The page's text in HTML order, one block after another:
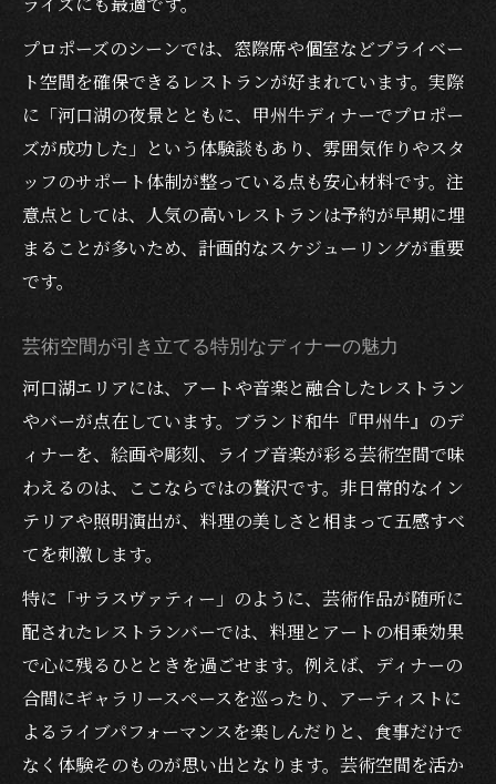
プロポーズのシーンでは、窓際席や個室などプライベー
ト空間を確保できるレストランが好まれています。実際
に「河口湖の夜景とともに、甲州牛ディナーでプロポー
ズが成功した」という体験談もあり、雰囲気作りやスタ
ッフのサポート体制が整っている点も安心材料です。注
意点としては、人気の高いレストランは予約が早期に埋
まることが多いため、計画的なスケジューリングが重要
です。
芸術空間が引き立てる特別なディナーの魅力
河口湖エリアには、アートや音楽と融合したレストラン
やバーが点在しています。ブランド和牛『甲州牛』のデ
ィナーを、絵画や彫刻、ライブ音楽が彩る芸術空間で味
わえるのは、ここならではの贅沢です。非日常的なイン
テリアや照明演出が、料理の美しさと相まって五感すべ
てを刺激します。
特に「サラスヴァティー」のように、芸術作品が随所に
配されたレストランバーでは、料理とアートの相乗効果
で心に残るひとときを過ごせます。例えば、ディナーの
合間にギャラリースペースを巡ったり、アーティストに
よるライブパフォーマンスを楽しんだりと、食事だけで
なく体験そのものが思い出となります。芸術空間を活か